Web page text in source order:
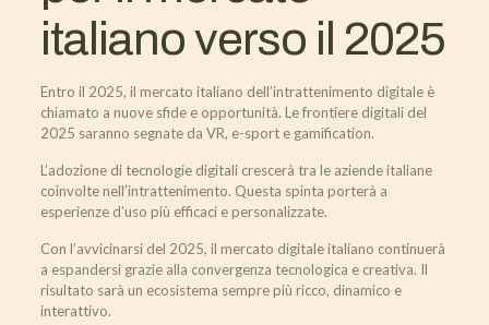
italiano verso il 2025
Entro il 2025, il mercato italiano dell’intrattenimento digitale è
chiamato a nuove sfide e opportunità. Le frontiere digitali del
2025 saranno segnate da VR, e-sport e gamification.
L’adozione di tecnologie digitali crescerà tra le aziende italiane
coinvolte nell’intrattenimento. Questa spinta porterà a
esperienze d’uso più efficaci e personalizzate.
Con l’avvicinarsi del 2025, il mercato digitale italiano continuerà
a espandersi grazie alla convergenza tecnologica e creativa. Il
risultato sarà un ecosistema sempre più ricco, dinamico e
interattivo.